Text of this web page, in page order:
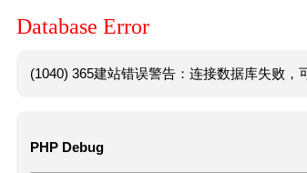
Database Error
(1040) 365建站错误警告：连接数据库失败，
PHP Debug